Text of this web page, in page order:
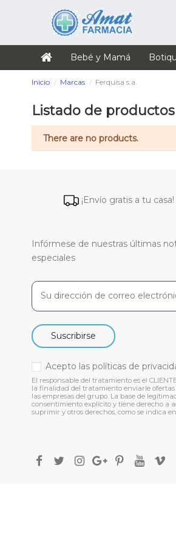
Bebé y Mamá
Inicio Marcas Ferquisa s.a.
Listado de
There are no products.
¡Envío gratis a tu casa!
Infórmese de nuestras últimas
especiales
Suscribirse
Acepto las políticas de
El responsable del tratamiento es el
la finalidad del tratamiento enviarle ofertas
las empresas del grupo. La base de
consentimiento explícito y tiene derecho a
suprimir y otros derechos, como se indica